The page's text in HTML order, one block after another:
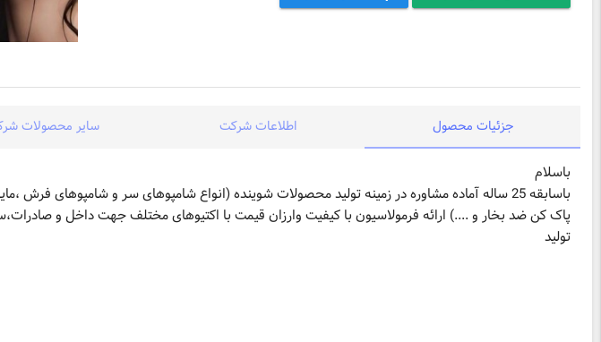
جزئیات محصول اطلاعات شرکت سایر محصولات
باسابقه 25 ساله آماده مشاوره در زمینه تولید محصولات شوینده (انواع شامپوهای سر و شامپوهای
پاک کن ضد بخار و ....) ارائه فرمولاسیون با کیفیت وارزان قیمت با اکتیوهای مختلف جهت داخل و
تولید